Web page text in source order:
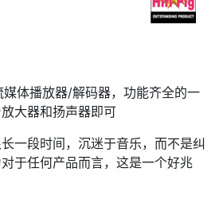
体播放器/解码器，功能齐全的一
大器和扬声器即可
一段时间，沉迷于音乐，而不是纠
于任何产品而言，这是一个好兆